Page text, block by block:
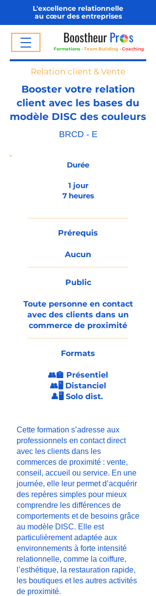
L'excellence relationnelle
au cœur des entreprises
Formations -Team Building -Coaching
Relation client & Vente
Booster votre relation
client avec les bases du
modèle DISC des couleurs
BRCD - E
Durée
1 jour
7 heures
Prérequis
Aucun
Public
Toute personne en contact
avec des clients dans un
commerce de proximité
Formats
👥🏫 Présentiel
👥🖥️ Distanciel
👤🖥️ Solo dist.
Cette formation s’adresse aux
professionnels en contact direct
avec les clients dans les
commerces de proximité : vente,
conseil, accueil ou service. En une
journée, elle leur permet d’acquérir
des repères simples pour mieux
comprendre les différences de
comportements et de besoins grâce
au modèle DISC. Elle est
particulièrement adaptée aux
environnements à forte intensité
relationnelle, comme la coiffure,
l’esthétique, la restauration rapide,
les boutiques et les autres activités
de proximité.